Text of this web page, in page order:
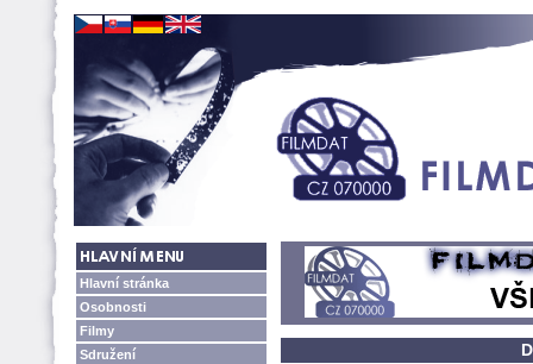
Hlavní stránka
Osobnosti
Filmy
Sdružení